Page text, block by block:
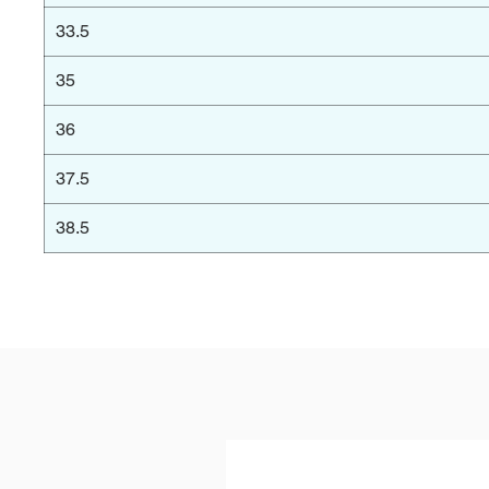
33.5
35
36
37.5
38.5